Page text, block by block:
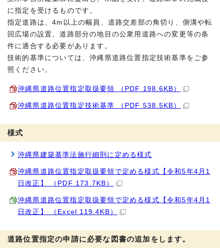
に指定を受けるものです。
指定道路は、4m以上の幅員、道路交差部の角切り、側溝や転
回広場の設置、道路部分の地目の公衆用道路への変更等の条
件に適合する必要があります。
技術的基準については、沖縄県道路位置指定技術基準をご参
照ください。
沖縄県道路位置指定取扱要領 （PDF 198.6KB）
沖縄県道路位置指定技術基準 （PDF 538.5KB）
様式
沖縄県建築基準法施行細則に定める様式
沖縄県道路位置指定取扱要領で定める様式【令和5年4月1
日改正】 （PDF 173.7KB）
沖縄県道路位置指定取扱要領で定める様式【令和5年4月1
日改正】 （Excel 119.4KB）
道路位置指定の申請に必要な図書の追加をします。